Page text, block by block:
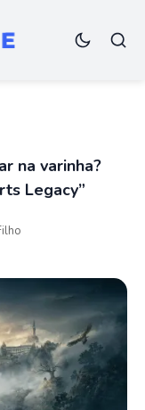
na varinha?
Legacy”